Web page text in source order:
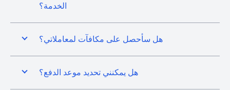
الخدمة؟
هل سأحصل على مكافآت لمعاملاتي؟
هل يمكنني تحديد موعد الدفع؟